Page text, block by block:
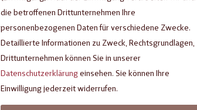
Fragen zum Produkt?
die betroffenen Drittunternehmen Ihre
personenbezogenen Daten für verschiedene Zwecke.
Detaillierte Informationen zu Zweck, Rechtsgrundlagen,
Drittunternehmen können Sie in unserer
Datenschutzerklärungeinsehen. Sie können Ihre
Einwilligung jederzeit widerrufen.